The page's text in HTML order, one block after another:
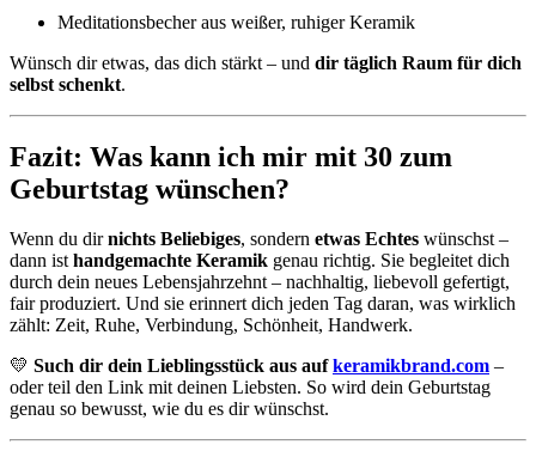
Meditationsbecher aus weißer, ruhiger Keramik
Wünsch dir etwas, das dich stärkt – und dir täglich Raum für dich
selbst schenkt.
Fazit: Was kann ich mir mit 30 zum
Geburtstag wünschen?
Wenn du dirnichts Beliebiges, sondern etwas Echtes wünschst –
dann isthandgemachte Keramik genau richtig. Sie begleitet dich
durch dein neues Lebensjahrzehnt – nachhaltig, liebevoll gefertigt,
fair produziert. Und sie erinnert dich jeden Tag daran, was wirklich
zählt: Zeit, Ruhe, Verbindung, Schönheit, Handwerk.
💛 Such dir dein Lieblingsstück aus aufkeramikbrand.com –
oder teil den Link mit deinen Liebsten. So wird dein Geburtstag
genau so bewusst, wie du es dir wünschst.